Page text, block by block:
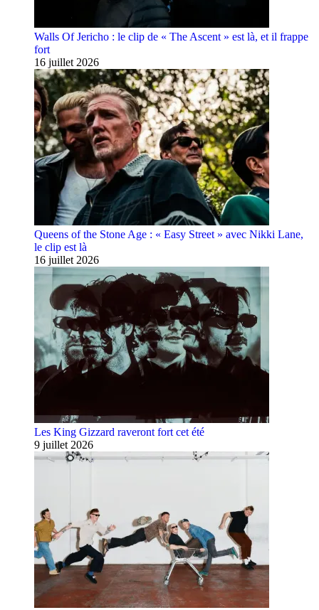
Walls Of Jericho : le clip de « The Ascent » est là, et il frappe
fort
16 juillet 2026
Queens of the Stone Age : « Easy Street » avec Nikki Lane,
le clip est là
16 juillet 2026
Les King Gizzard raveront fort cet été
9 juillet 2026